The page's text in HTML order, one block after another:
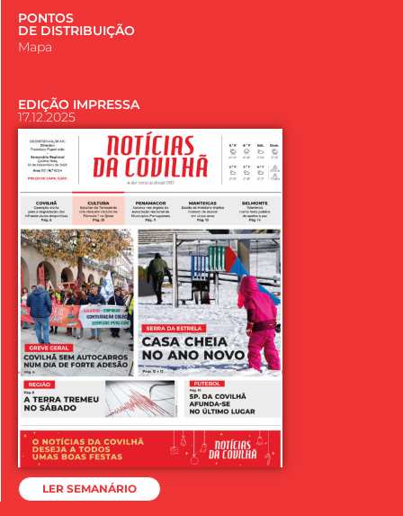
PONTOS
DE DISTRIBUIÇÃO
Mapa
EDIÇÃO IMPRESSA
17.12.2025
LER SEMANÁRIO